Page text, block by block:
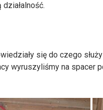
się do czego
wyruszyliśmy na spacer